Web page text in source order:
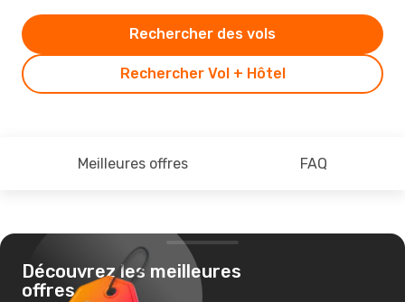
Rechercher Vol + Hôtel
Rechercher des vols
Meilleures offres FAQ
Découvrez les meilleures
offres